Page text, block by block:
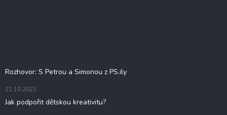
Rozhovor: S Petrou a Simonou z PS.ily
21.10.2023
Jak podpořit dětskou kreativitu?